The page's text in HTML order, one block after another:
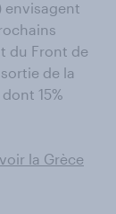
envisagent
du Front de
de la
dont 15%
la Grèce